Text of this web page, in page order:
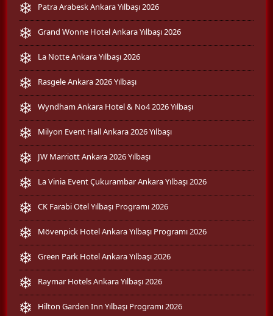
Patra Arabesk Ankara Yılbaşı 2026
Grand Wonne Hotel Ankara Yılbaşı 2026
La Notte Ankara Yılbaşı 2026
Rasgele Ankara 2026 Yılbaşı
Wyndham Ankara Hotel & No4 2026 Yılbaşı
Milyon Event Hall Ankara 2026 Yılbaşı
JW Marriott Ankara 2026 Yılbaşı
La Vinia Event Çukurambar Ankara Yılbaşı 2026
CK Farabi Otel Yılbaşı Programı 2026
Mövenpick Hotel Ankara Yılbaşı Programı 2026
Green Park Hotel Ankara Yılbaşı 2026
Raymar Hotels Ankara Yılbaşı 2026
Hilton Garden Inn Yılbaşı Programı 2026